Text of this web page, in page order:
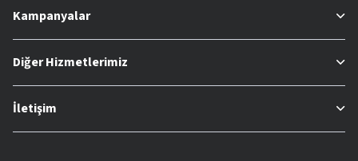
Kampanyalar
Diğer Hizmetlerimiz
İletişim